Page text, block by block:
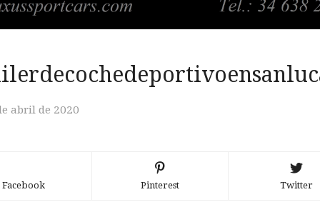
abril de 2020
Facebook Pinterest Twitter